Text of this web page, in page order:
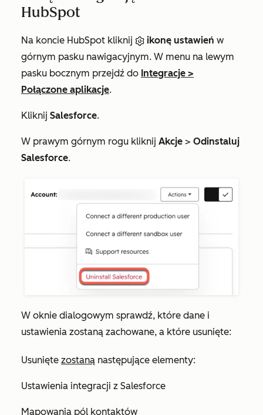
HubSpot
Na koncie HubSpot kliknij ikonę ustawień w
górnym pasku nawigacyjnym. W menu na lewym
pasku bocznym przejdź do Integracje >
Połączone aplikacje.
Kliknij Salesforce.
W prawym górnym rogu kliknij Akcje > Odinstaluj
Salesforce.
W oknie dialogowym sprawdź, które dane i
ustawienia zostaną zachowane, a które usunięte:
Usunięte zostaną następujące elementy:
Ustawienia integracji z Salesforce
Mapowania pól kontaktów